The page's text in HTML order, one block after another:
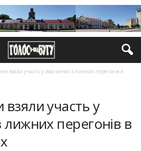
взяли участь у змаганнях з лижних перегонів в
участь у
лижних перегонів в